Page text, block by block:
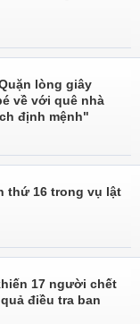
lòng giây
về với quê nhà
định mệnh"
thứ 16 trong vụ lật
17 người chết
điều tra ban